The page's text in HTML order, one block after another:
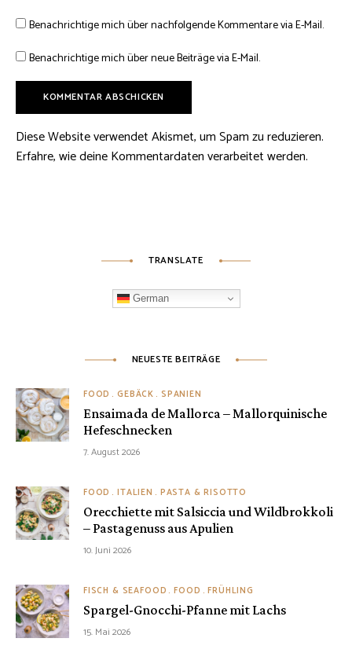
Benachrichtige mich über nachfolgende Kommentare via E-Mail.
Benachrichtige mich über neue Beiträge via E-Mail.
Diese Website verwendet Akismet, um Spam zu reduzieren.
Erfahre, wie deine Kommentardaten verarbeitet werden.
TRANSLATE
German
NEUESTE BEITRÄGE
FOOD GEBÄCK SPANIEN
Ensaimada de Mallorca – Mallorquinische
Hefeschnecken
7. August 2026
FOOD ITALIEN PASTA & RISOTTO
Orecchiette mit Salsiccia und Wildbrokkoli
– Pastagenuss aus Apulien
10. Juni 2026
FISCH & SEAFOOD FOOD FRÜHLING
Spargel-Gnocchi-Pfanne mit Lachs
15. Mai 2026